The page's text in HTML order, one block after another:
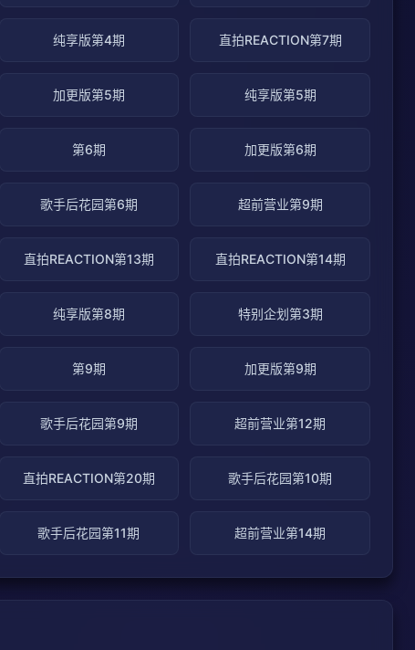
纯享版第4期 直拍REACTION第7期
加更版第5期 纯享版第5期
第6期 加更版第6期
歌手后花园第6期 超前营业第9期
直拍REACTION第13期 直拍REACTION第14期
纯享版第8期 特别企划第3期
第9期 加更版第9期
歌手后花园第9期 超前营业第12期
直拍REACTION第20期 歌手后花园第10期
歌手后花园第11期 超前营业第14期